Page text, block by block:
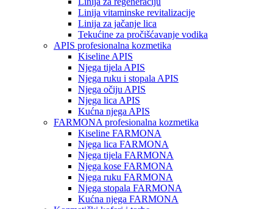
Linija vitaminske revitalizacije
Linija za jačanje lica
Tekućine za pročišćavanje vodika
APIS profesionalna kozmetika
Kiseline APIS
Njega tijela APIS
Njega ruku i stopala APIS
Njega očiju APIS
Njega lica APIS
Kućna njega APIS
FARMONA profesionalna kozmetika
Kiseline FARMONA
Njega lica FARMONA
Njega tijela FARMONA
Njega kose FARMONA
Njega ruku FARMONA
Njega stopala FARMONA
Kućna njega FARMONA